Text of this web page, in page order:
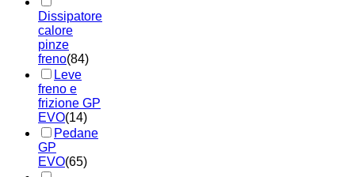
Dissipatore
calore
pinze
freno(84)
Leve
freno e
frizione GP
EVO(14)
Pedane
GP
EVO(65)